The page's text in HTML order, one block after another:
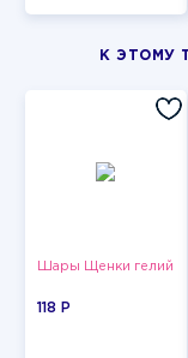
К ЭТОМУ
Шары Щенки гелий
118 P